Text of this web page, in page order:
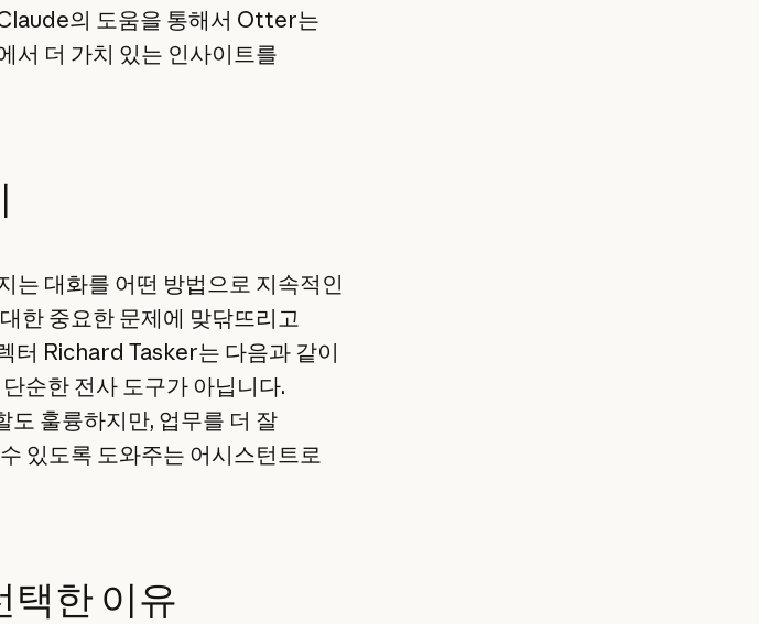
의 도움을 통해서 Otter는
서 더 가치 있는 인사이트를
는 대화를 어떤 방법으로 지속적인
한 중요한 문제에 맞닦뜨리고
터 Richard Tasker는 다음과 같이
순한 전사 도구가 아닙니다.
도 훌륭하지만, 업무를 더 잘
있도록 도와주는 어시스턴트로
한 이유